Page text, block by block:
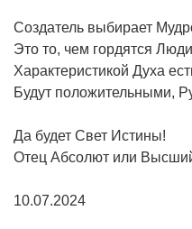
Создатель выбирает
Это то, чем гордятся
Характеристикой Духа
Будут положительными,
Да будет Свет Истины!
Отец Абсолют или
10.07.2024